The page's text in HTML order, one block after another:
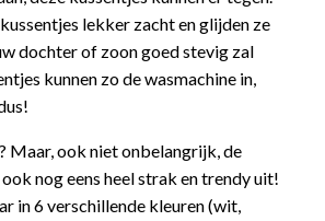
lekker zacht en glijden ze
dochter of zoon goed stevig zal
kunnen zo de wasmachine in,
Maar, ook niet onbelangrijk, de
nog eens heel strak en trendy uit!
in 6 verschillende kleuren (wit,